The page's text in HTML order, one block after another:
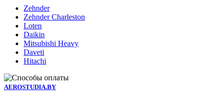
Zehnder
Zehnder Charleston
Loten
Daikin
Mitsubishi Heavy
Daveti
Hitachi
AEROSTUDIA.BY